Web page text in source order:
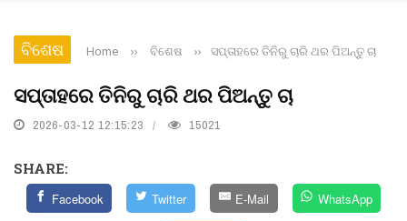
ବିଶେଷ Home ›› ବିଶେଷ ›› ସପ୍ତାହରେ ତିନିରୁ ଚାରି ଥର ପିଅନ୍ତୁ ଚା
ସପ୍ତାହରେ ତିନିରୁ ଚାରି ଥର ପିଅନ୍ତୁ ଚା
2026-03-12 12:15:23 15021
SHARE:
Facebook Twitter E-Mail WhatsApp